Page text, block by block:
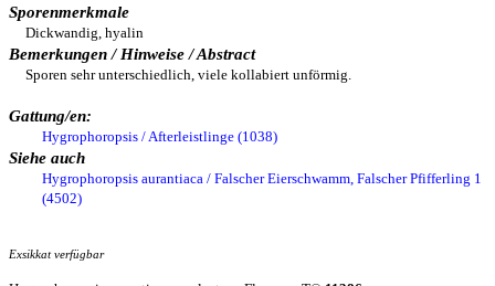
Sporenmerkmale
Dickwandig, hyalin
Bemerkungen / Hinweise / Abstract
Sporen sehr unterschiedlich, viele kollabiert unförmig.
Gattung/en:
Hygrophoropsis / Afterleistlinge (1038)
Siehe auch
Hygrophoropsis aurantiaca / Falscher Eierschwamm, Falscher Pfifferling 1
(4502)
Exsikkat verfügbar